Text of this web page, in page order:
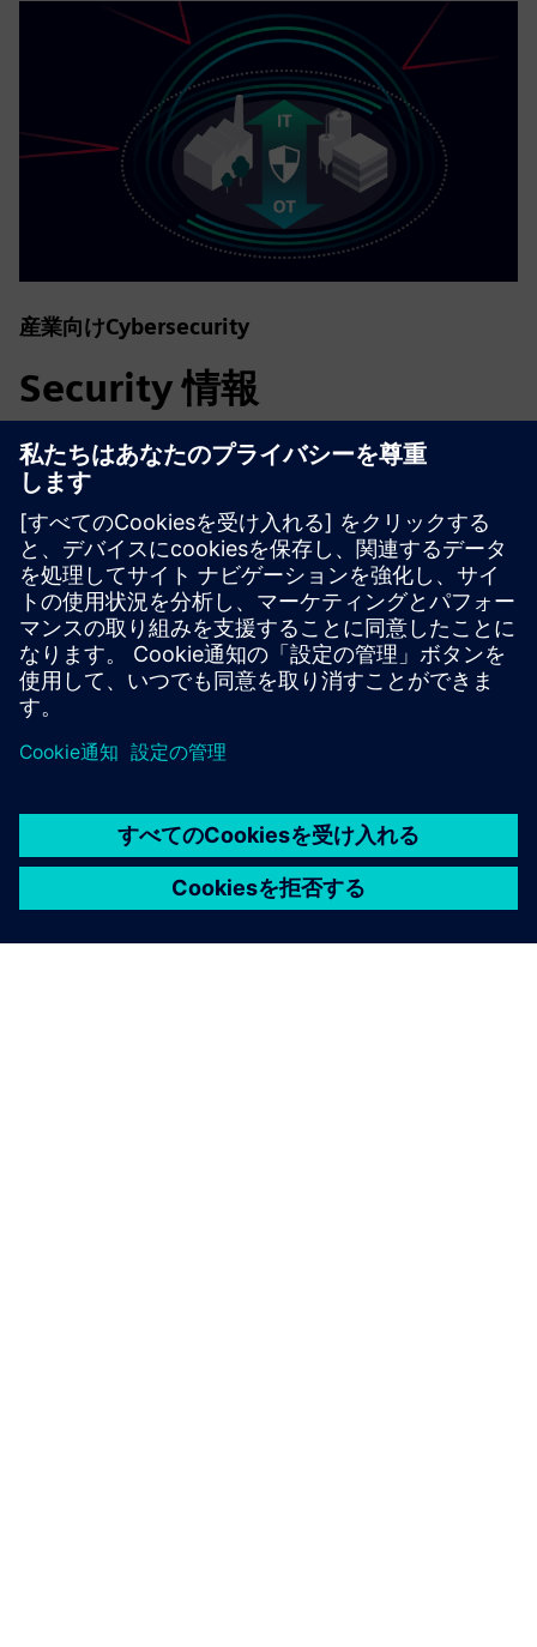
産業向けCybersecurity
Security 情報
プラント、システム、機械、ネットワークをサイバー脅威
から守るためには、総合的で最先端の産業セキュリティコ
ーメンスの製品とソリューションは、このようなコンセプ
トの1つの要素にすぎません。産業セキュリティの詳細に
ついては、をご覧ください。
詳細はこちら